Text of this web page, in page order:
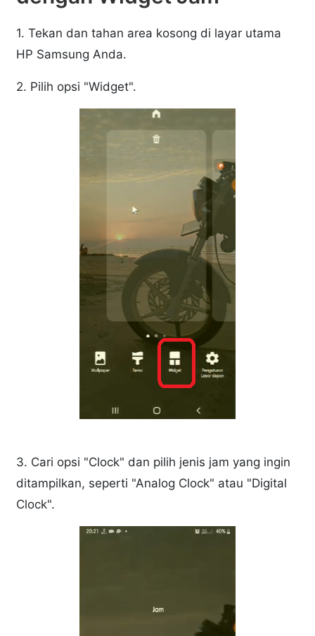
1. Tekan dan tahan area kosong di layar utama
HP Samsung Anda.
2. Pilih opsi "Widget".
3. Cari opsi "Clock" dan pilih jenis jam yang ingin
ditampilkan, seperti "Analog Clock" atau "Digital
Clock".